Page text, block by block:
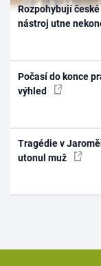
Rozpohybují
nástroj utne
Počasí do konce
výhled
Tragédie v
utonul muž